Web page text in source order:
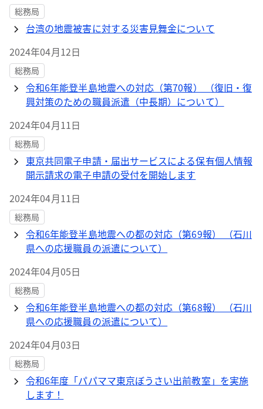
総務局
台湾の地震被害に対する災害見舞金について
2024年04月12日
総務局
令和6年能登半島地震への対応（第70報） （復旧・復
興対策のための職員派遣（中長期）について）
2024年04月11日
総務局
東京共同電子申請・届出サービスによる保有個人情報
開示請求の電子申請の受付を開始します
2024年04月11日
総務局
令和6年能登半島地震への都の対応（第69報） （石川
県への応援職員の派遣について）
2024年04月05日
総務局
令和6年能登半島地震への都の対応（第68報） （石川
県への応援職員の派遣について）
2024年04月03日
総務局
令和6年度「パパママ東京ぼうさい出前教室」を実施
します！